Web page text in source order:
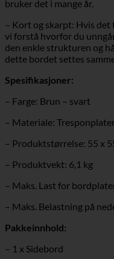
bruker det i mange år.
– Kort og skarpt: Hvis det
vi forstå hvorfor du
den enkle strukturen og
dette bordet settes
Spesifikasjoner:
– Farge: Brun – svart
– Materiale:
– Produktstørrelse: 55 x
– Produktvekt: 6,1 kg
– Maks. Last for
– Maks. Belastning på
Pakkeinnhold:
– 1 x Sidebord